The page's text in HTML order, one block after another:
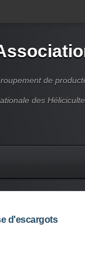
de
des
d'escargots